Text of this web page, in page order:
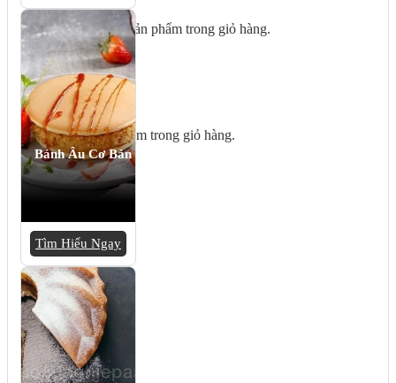
Chưa có sản phẩm trong giỏ hàng.
Giỏ hàng
Chưa có sản phẩm trong giỏ hàng.
Bánh Âu Cơ Bản
Tìm Hiểu Ngay